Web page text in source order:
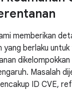
memberikan
yang berlaku
dikelompokkan
Masalah
ID CVE,